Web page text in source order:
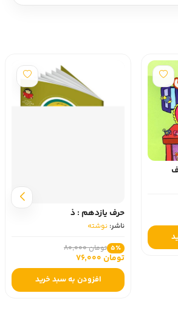
حرف یازدهم : ذ
ناشر: نوشته
5٪ تومان 80,000
تومان 76,000
افزودن به سبد خرید